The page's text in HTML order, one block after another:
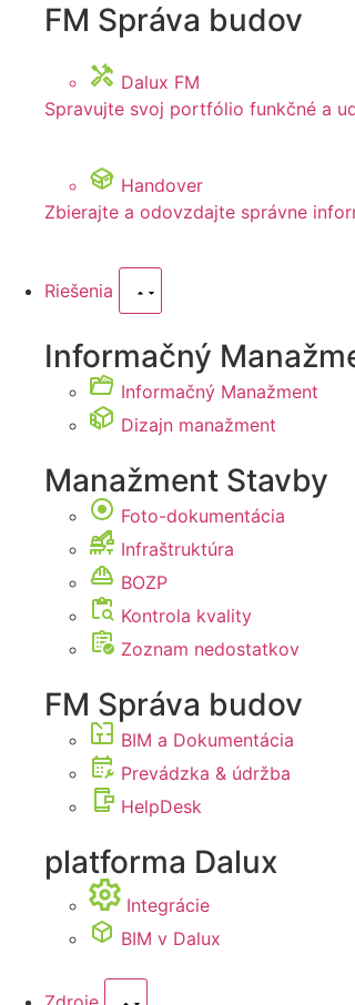
FM Správa budov
Dalux FM
Spravujte svoj portfólio funkčné a
Handover
Zbierajte a odovzdajte správne
Riešenia
Informačný
Informačný Manažment
Dizajn manažment
Manažment Stavby
Foto-dokumentácia
Infraštruktúra
BOZP
Kontrola kvality
Zoznam nedostatkov
FM Správa budov
BIM a Dokumentácia
Prevádzka & údržba
HelpDesk
platforma Dalux
Integrácie
BIM v Dalux